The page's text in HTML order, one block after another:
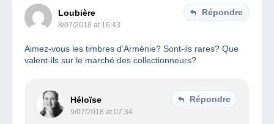
Loubière
8/07/2018 at 16:43
Répondre
Aimez-vous les timbres d’Arménie? Sont-ils rares? Que
valent-ils sur le marché des collectionneurs?
Héloïse
9/07/2018 at 07:34
Répondre